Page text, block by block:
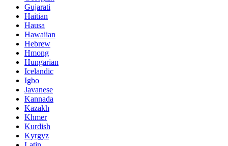
Gujarati
Haitian
Hausa
Hawaiian
Hebrew
Hmong
Hungarian
Icelandic
Igbo
Javanese
Kannada
Kazakh
Khmer
Kurdish
Kyrgyz